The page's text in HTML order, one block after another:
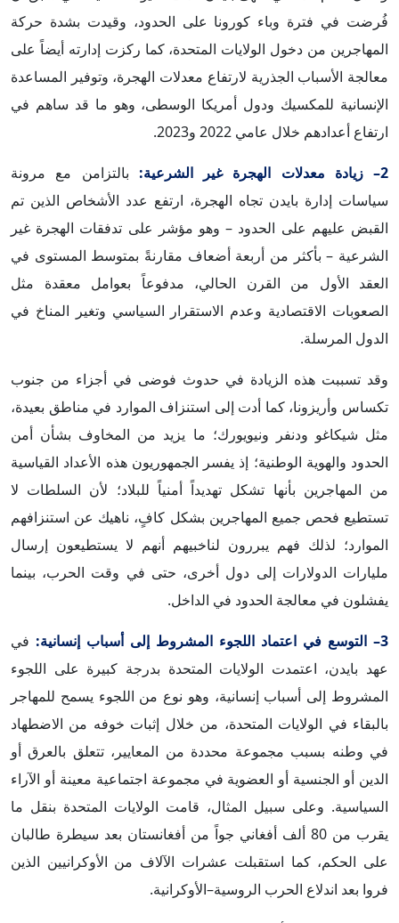
فُرضت في فترة وباء كورونا على الحدود، وقيدت بشدة حركة
المهاجرين من دخول الولايات المتحدة، كما ركزت إدارته أيضاً على
معالجة الأسباب الجذرية لارتفاع معدلات الهجرة، وتوفير المساعدة
الإنسانية للمكسيك ودول أمريكا الوسطى، وهو ما قد ساهم في
ارتفاع أعدادهم خلال عامي 2022 و2023.
2– زيادة معدلات الهجرة غير الشرعية:
بالتزامن مع مرونة
سياسات إدارة بايدن تجاه الهجرة، ارتفع عدد الأشخاص الذين تم
القبض عليهم على الحدود – وهو مؤشر على تدفقات الهجرة غير
الشرعية – بأكثر من أربعة أضعاف مقارنةً بمتوسط المستوى في
العقد الأول من القرن الحالي، مدفوعاً بعوامل معقدة مثل
الصعوبات الاقتصادية وعدم الاستقرار السياسي وتغير المناخ في
الدول المرسلة.
وقد تسببت هذه الزيادة في حدوث فوضى في أجزاء من جنوب
تكساس وأريزونا، كما أدت إلى استنزاف الموارد في مناطق بعيدة،
مثل شيكاغو ودنفر ونيويورك؛ ما يزيد من المخاوف بشأن أمن
الحدود والهوية الوطنية؛ إذ يفسر الجمهوريون هذه الأعداد القياسية
من المهاجرين بأنها تشكل تهديداً أمنياً للبلاد؛ لأن السلطات لا
تستطيع فحص جميع المهاجرين بشكل كافٍ، ناهيك عن استنزافهم
الموارد؛ لذلك فهم يبررون لناخبيهم أنهم لا يستطيعون إرسال
مليارات الدولارات إلى دول أخرى، حتى في وقت الحرب، بينما
يفشلون في معالجة الحدود في الداخل.
3– التوسع في اعتماد اللجوء المشروط إلى أسباب إنسانية:
في
عهد بايدن، اعتمدت الولايات المتحدة بدرجة كبيرة على اللجوء
المشروط إلى أسباب إنسانية، وهو نوع من اللجوء يسمح للمهاجر
بالبقاء في الولايات المتحدة، من خلال إثبات خوفه من الاضطهاد
في وطنه بسبب مجموعة محددة من المعايير، تتعلق بالعرق أو
الدين أو الجنسية أو العضوية في مجموعة اجتماعية معينة أو الآراء
السياسية. وعلى سبيل المثال، قامت الولايات المتحدة بنقل ما
يقرب من 80 ألف أفغاني جواً من أفغانستان بعد سيطرة طالبان
على الحكم، كما استقبلت عشرات الآلاف من الأوكرانيين الذين
فروا بعد اندلاع الحرب الروسية–الأوكرانية.